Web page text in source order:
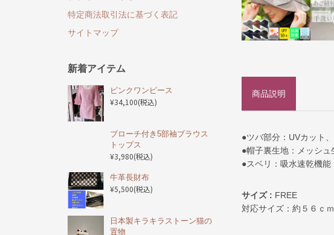
商品説明
●ツバ部分：UVカット
●帽子裏生地：メッシュ
●スベリ：吸水速乾機能
サイズ : FREE
対応サイズ：約５６ｃ
特定商法取引法に基づく表記
サイトマップ
新着アイテム
ピンクワンピース
¥34,100(税込)
ブローチ付き5部袖ブラウス
トップス
¥3,980(税込)
️牛革長財布
¥5,500(税込)
日本製キラキラストーン猫の
置物